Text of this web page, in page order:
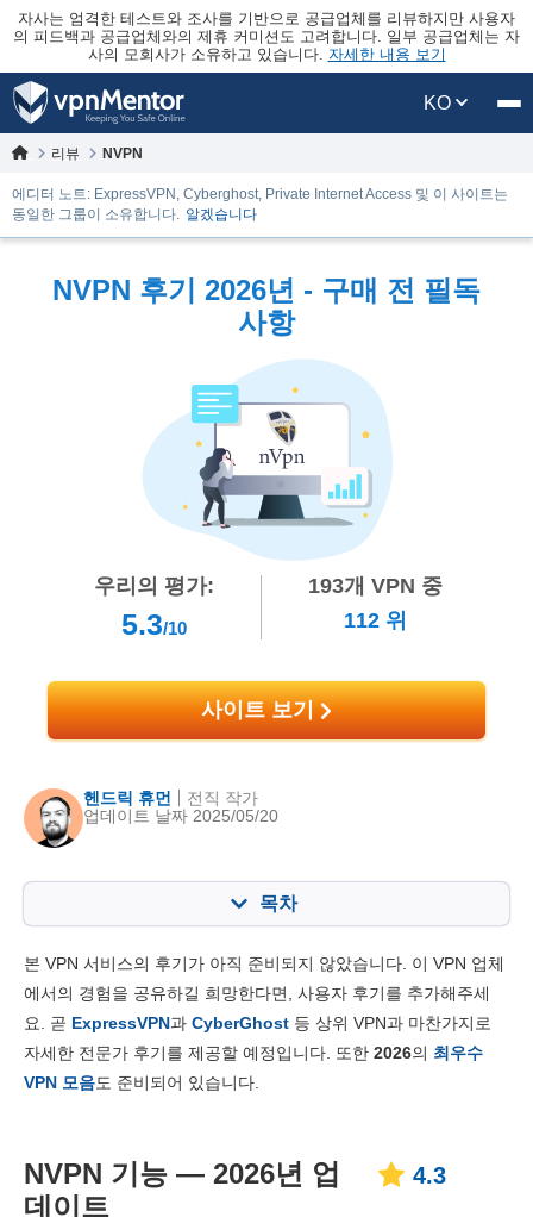
자사는 엄격한 테스트와 조사를 기반으로 공급업체를 리뷰하지만 사용자
의 피드백과 공급업체와의 제휴 커미션도 고려합니다. 일부 공급업체는 자
사의 모회사가 소유하고 있습니다. 자세한 내용 보기
KO
리뷰 NVPN
에디터 노트: ExpressVPN, Cyberghost, Private Internet Access 및 이 사이트는
동일한 그룹이 소유합니다. 알겠습니다
NVPN 후기 2026년 - 구매 전 필독
사항
우리의 평가:
5.3/10
193개 VPN 중
112 위
사이트 보기
헨드릭 휴먼
업데이트 날짜 2025/05/20
전직 작가
목차
주요 기능 4.3
설치 및 앱 6.0
본 VPN 서비스의 후기가 아직 준비되지 않았습니다. 이 VPN 업체
에서의 경험을 공유하길 희망한다면, 사용자 후기를 추가해주세
요. 곧 ExpressVPN과 CyberGhost 등 상위 VPN과 마찬가지로
자세한 전문가 후기를 제공할 예정입니다. 또한 2026의 최우수
VPN 모음도 준비되어 있습니다.
NVPN 기능 — 2026년 업
데이트
4.3